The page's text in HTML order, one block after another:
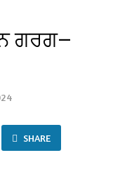
ਗਰਗ—
SHARE